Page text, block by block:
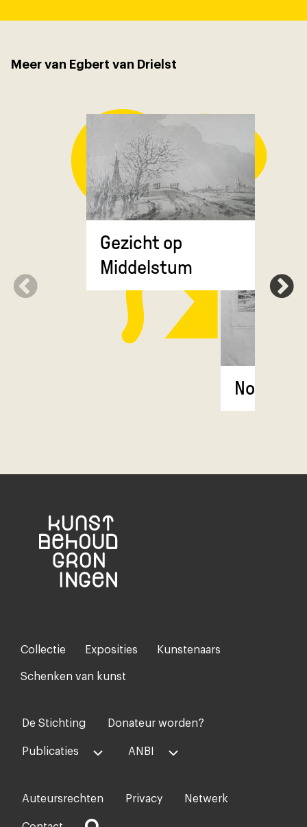
Meer van Egbert van Drielst
Gezicht op
Middelstum
Footer-
menu
Collectie Exposities Kunstenaars
Schenken van kunst
Voet
midden
De Stichting Donateur worden?
Publicaties ANBI
Voet
rechts
Auteursrechten Privacy Netwerk